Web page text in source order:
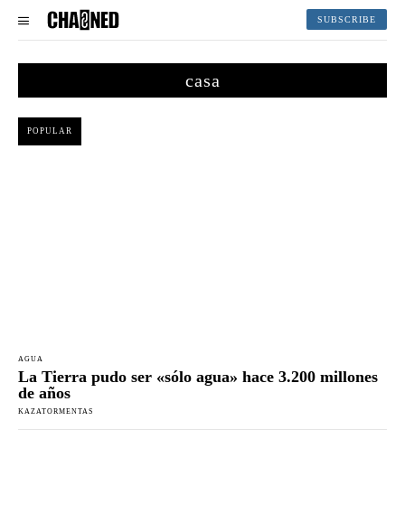
SUBSCRIBE
casa
POPULAR
AGUA
La Tierra pudo ser «sólo agua» hace 3.200 millones
de años
KAZATORMENTAS